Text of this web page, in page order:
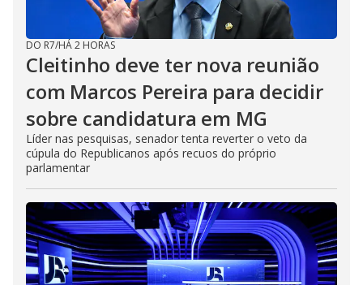
DO R7/HÁ 2 HORAS
Cleitinho deve ter nova reunião
com Marcos Pereira para decidir
sobre candidatura em MG
Líder nas pesquisas, senador tenta reverter o veto da
cúpula do Republicanos após recuos do próprio
parlamentar